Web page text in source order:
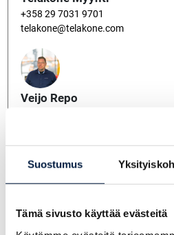
Suostumus
Tämä sivusto käyttää evästeitä
+358 29 7031 9701
telakone@telakone.com
Veijo Repo
+358 405244966